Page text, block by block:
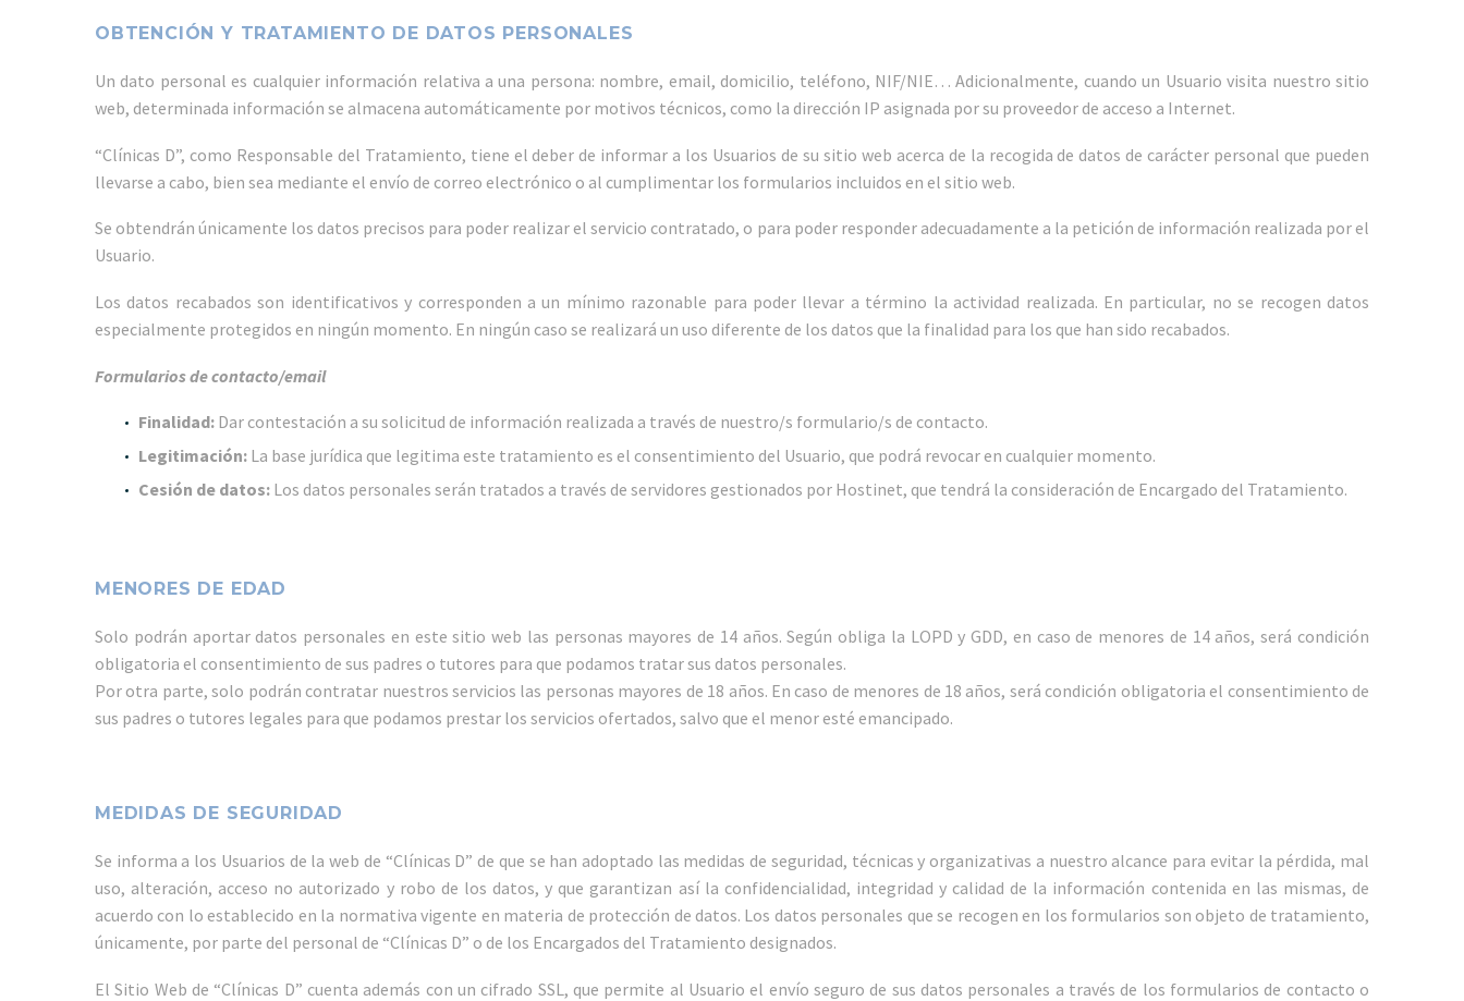
OBTENCIÓN Y TRATAMIENTO DE DATOS PERSONALES
Un dato personal es cualquier información relativa a una persona: nombre, email, domicilio, teléfono, NIF/NIE… Adicionalmente, cuando un Usuario visita nuestro sitio
web, determinada información se almacena automáticamente por motivos técnicos, como la dirección IP asignada por su proveedor de acceso a Internet.
“Clínicas D”, como Responsable del Tratamiento, tiene el deber de informar a los Usuarios de su sitio web acerca de la recogida de datos de carácter personal que pueden
llevarse a cabo, bien sea mediante el envío de correo electrónico o al cumplimentar los formularios incluidos en el sitio web.
Se obtendrán únicamente los datos precisos para poder realizar el servicio contratado, o para poder responder adecuadamente a la petición de información realizada por el
Usuario.
Los datos recabados son identificativos y corresponden a un mínimo razonable para poder llevar a término la actividad realizada. En particular, no se recogen datos
especialmente protegidos en ningún momento. En ningún caso se realizará un uso diferente de los datos que la finalidad para los que han sido recabados.
Formularios de contacto/email
Finalidad: Dar contestación a su solicitud de información realizada a través de nuestro/s formulario/s de contacto.
Legitimación: La base jurídica que legitima este tratamiento es el consentimiento del Usuario, que podrá revocar en cualquier momento.
Cesión de datos: Los datos personales serán tratados a través de servidores gestionados por Hostinet, que tendrá la consideración de Encargado del Tratamiento.
MENORES DE EDAD
Solo podrán aportar datos personales en este sitio web las personas mayores de 14 años. Según obliga la LOPD y GDD, en caso de menores de 14 años, será condición
obligatoria el consentimiento de sus padres o tutores para que podamos tratar sus datos personales.
Por otra parte, solo podrán contratar nuestros servicios las personas mayores de 18 años. En caso de menores de 18 años, será condición obligatoria el consentimiento de
sus padres o tutores legales para que podamos prestar los servicios ofertados, salvo que el menor esté emancipado.
MEDIDAS DE SEGURIDAD
Se informa a los Usuarios de la web de “Clínicas D” de que se han adoptado las medidas de seguridad, técnicas y organizativas a nuestro alcance para evitar la pérdida, mal
uso, alteración, acceso no autorizado y robo de los datos, y que garantizan así la confidencialidad, integridad y calidad de la información contenida en las mismas, de
acuerdo con lo establecido en la normativa vigente en materia de protección de datos. Los datos personales que se recogen en los formularios son objeto de tratamiento,
únicamente, por parte del personal de “Clínicas D” o de los Encargados del Tratamiento designados.
El Sitio Web de “Clínicas D” cuenta además con un cifrado SSL, que permite al Usuario el envío seguro de sus datos personales a través de los formularios de contacto o